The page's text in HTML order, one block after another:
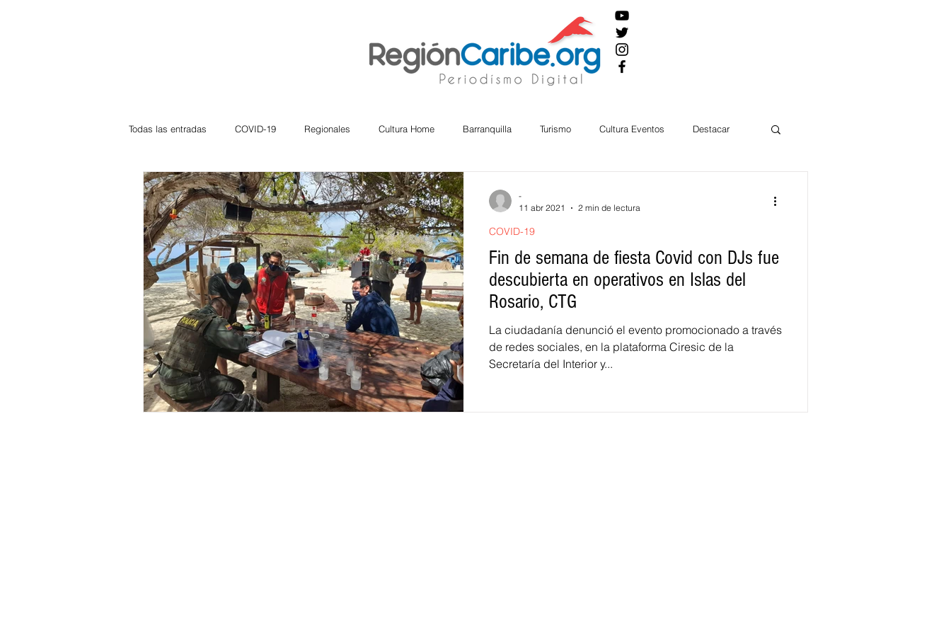
Todas las entradas COVID-19 Regionales Cultura Home Barranquilla Turismo Cultura Eventos Destacar
Deportes Atlántico La Guajira Cesar English
Córdoba Bloggeros Hermanos Mayores Economía
Carnaval Educación BID BIENESTAR AMBIENTAL AFRO
Fin de semana de fiesta Covid con DJs fue
descubierta en operativos en Islas del
Rosario, CTG
La ciudadanía denunció el evento promocionado a través
de redes sociales, en la plataforma Ciresic de la
Secretaría del Interior y...
COVID-19
-
11 abr 2021
2 min de lectura